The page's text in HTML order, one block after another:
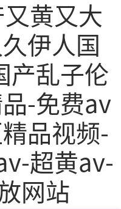
黄又大
伊人国
产乱子伦
-免费av
品视频-
超黄av-
网站